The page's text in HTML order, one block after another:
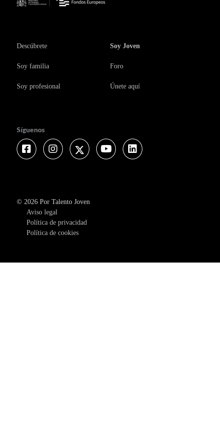
Descúbrete Soy Joven
Soy familia Foro
Soy profesional Únete aquí
Síguenos
Facebook Instagram Twitter Youtube
© 2026 Por Talento Joven
Aviso legal
Política de privacidad
Política de cookies